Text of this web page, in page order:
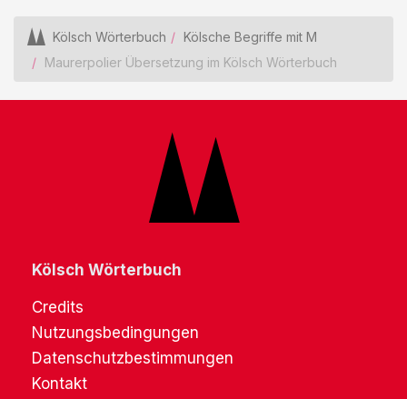
Kölsch Wörterbuch
Kölsche Begriffe mit M
Maurerpolier Übersetzung im Kölsch Wörterbuch
Kölsch Wörterbuch
Credits
Nutzungsbedingungen
Datenschutzbestimmungen
Kontakt